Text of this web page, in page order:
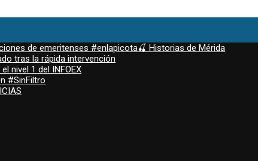
de emeritenses #enlapicota🍒 Historias de Mérida
tras la rápida intervención
nivel 1 del INFOEX
#SinFiltro